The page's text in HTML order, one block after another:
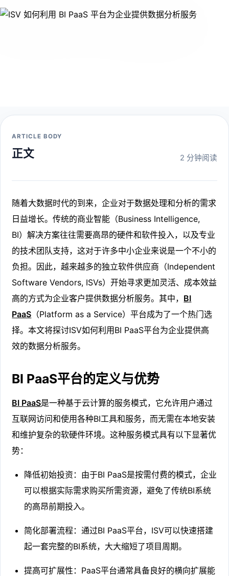
ARTICLE BODY
正文 2 分钟阅读
随着大数据时代的到来，企业对于数据处理和分析的需求
日益增长。传统的商业智能（Business Intelligence,
BI）解决方案往往需要高昂的硬件和软件投入，以及专业
的技术团队支持，这对于许多中小企业来说是一个不小的
负担。因此，越来越多的独立软件供应商（Independent
Software Vendors, ISVs）开始寻求更加灵活、成本效益
高的方式为企业客户提供数据分析服务。其中， BI
PaaS （Platform as a Service）平台成为了一个热门选
择。本文将探讨ISV如何利用BI PaaS平台为企业提供高
效的数据分析服务。
BI PaaS平台的定义与优势
BI PaaS是一种基于云计算的服务模式，它允许用户通过
互联网访问和使用各种BI工具和服务，而无需在本地安装
和维护复杂的软硬件环境。这种服务模式具有以下显著优
势：
降低初始投资：由于BI PaaS是按需付费的模式，企业
可以根据实际需求购买所需资源，避免了传统BI系统
的高昂前期投入。
简化部署流程：通过BI PaaS平台，ISV可以快速搭建
起一套完整的BI系统，大大缩短了项目周期。
提高可扩展性：PaaS平台通常具备良好的横向扩展能